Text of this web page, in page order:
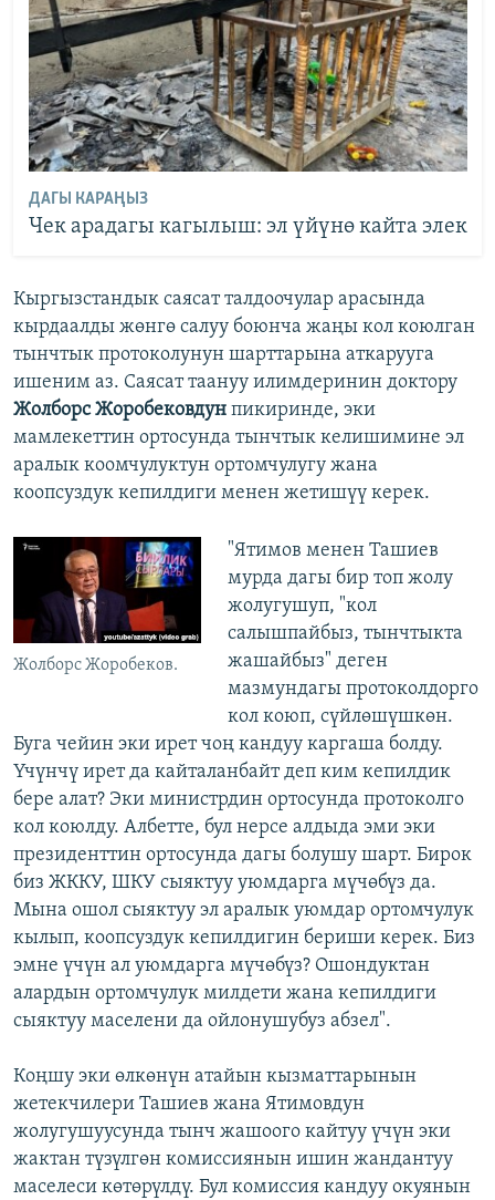
ДАГЫ КАРАҢЫЗ
Чек арадагы кагылыш: эл үйүнө кайта элек
Кыргызстандык саясат талдоочулар арасында
кырдаалды жөнгө салуу боюнча жаңы кол коюлган
тынчтык протоколунун шарттарына аткарууга
ишеним аз. Саясат таануу илимдеринин доктору
Жолборс Жоробековдун пикиринде, эки
мамлекеттин ортосунда тынчтык келишимине эл
аралык коомчулуктун ортомчулугу жана
коопсуздук кепилдиги менен жетишүү керек.
Жолборс Жоробеков.
"Ятимов менен Ташиев
мурда дагы бир топ жолу
жолугушуп, "кол
салышпайбыз, тынчтыкта
жашайбыз" деген
мазмундагы протоколдорго
кол коюп, сүйлөшүшкөн.
Буга чейин эки ирет чоң кандуу каргаша болду.
Үчүнчү ирет да кайталанбайт деп ким кепилдик
бере алат? Эки министрдин ортосунда протоколго
кол коюлду. Албетте, бул нерсе алдыда эми эки
президенттин ортосунда дагы болушу шарт. Бирок
биз ЖККУ, ШКУ сыяктуу уюмдарга мүчөбүз да.
Мына ошол сыяктуу эл аралык уюмдар ортомчулук
кылып, коопсуздук кепилдигин бериши керек. Биз
эмне үчүн ал уюмдарга мүчөбүз? Ошондуктан
алардын ортомчулук милдети жана кепилдиги
сыяктуу маселени да ойлонушубуз абзел".
Коңшу эки өлкөнүн атайын кызматтарынын
жетекчилери Ташиев жана Ятимовдун
жолугушуусунда тынч жашоого кайтуу үчүн эки
жактан түзүлгөн комиссиянын ишин жандантуу
маселеси көтөрүлдү. Бул комиссия кандуу окуянын